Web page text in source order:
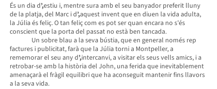
És un dia d’,estiu i, mentre sura amb el seu banyador preferit lluny
de la platja, del Marc i d’,aquest invent que en diuen la vida adulta,
la Júlia és feliç. O tan feliç com es pot ser quan encara no s'és
conscient que la porta del passat no està ben tancada.
Un sobre blau a la seva bústia, que en general només rep
factures i publicitat, farà que la Júlia torni a Montpeller, a
rememorar el seu any d’,intercanvi, a visitar els seus vells amics, i a
retrobar-se amb la història del John, una ferida que inevitablement
amenaçarà el fràgil equilibri que ha aconseguit mantenir fins llavors
a la seva vida.